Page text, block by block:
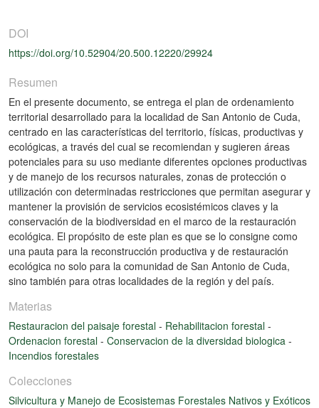
DOI
https://doi.org/10.52904/20.500.12220/29924
Resumen
En el presente documento, se entrega el plan de ordenamiento
territorial desarrollado para la localidad de San Antonio de Cuda,
centrado en las características del territorio, físicas, productivas y
ecológicas, a través del cual se recomiendan y sugieren áreas
potenciales para su uso mediante diferentes opciones productivas
y de manejo de los recursos naturales, zonas de protección o
utilización con determinadas restricciones que permitan asegurar y
mantener la provisión de servicios ecosistémicos claves y la
conservación de la biodiversidad en el marco de la restauración
ecológica. El propósito de este plan es que se lo consigne como
una pauta para la reconstrucción productiva y de restauración
ecológica no solo para la comunidad de San Antonio de Cuda,
sino también para otras localidades de la región y del país.
Materias
Restauracion del paisaje forestal - Rehabilitacion forestal -
Ordenacion forestal - Conservacion de la diversidad biologica -
Incendios forestales
Colecciones
Silvicultura y Manejo de Ecosistemas Forestales Nativos y Exóticos